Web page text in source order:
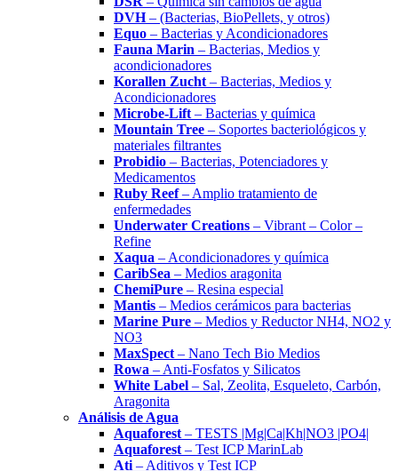
DVH– (Bacterias, BioPellets, y otros)
Equo – Bacterias y Acondicionadores
Fauna Marin – Bacterias, Medios y
acondicionadores
Korallen Zucht – Bacterias, Medios y
Acondicionadores
Microbe-Lift – Bacterias y química
Mountain Tree – Soportes bacteriológicos y
materiales filtrantes
Probidio – Bacterias, Potenciadores y
Medicamentos
Ruby Reef– Amplio tratamiento de
enfermedades
Underwater Creations – Vibrant – Color –
Refine
Xaqua – Acondicionadores y química
CaribSea – Medios aragonita
ChemiPure – Resina especial
Mantis – Medios cerámicos para bacterias
Marine Pure – Medios y Reductor NH4, NO2 y
NO3
MaxSpect – Nano Tech Bio Medios
Rowa – Anti-Fosfatos y Silicatos
White Label – Sal, Zeolita, Esqueleto, Carbón,
Aragonita
Análisis de Agua
Aquaforest – TESTS |Mg|Ca|Kh|NO3 |PO4|
Aquaforest – Test ICP MarinLab
Ati – Aditivos y Test ICP